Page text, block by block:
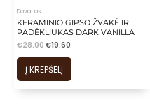
Dovanos
KERAMINIO GIPSO ŽVAKĖ IR
PADĖKLIUKAS DARK VANILLA
€28.00€19.60
Į KREPŠELĮ